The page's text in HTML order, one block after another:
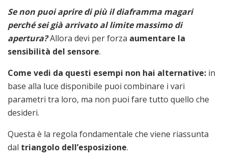
Se non puoi aprire di più il diaframma magari
perché sei già arrivato al limite massimo di
apertura?Allora devi per forza aumentare la
sensibilità del sensore.
Come vedi da questi esempi non hai alternative: in
base alla luce disponibile puoi combinare i vari
parametri tra loro, ma non puoi fare tutto quello che
desideri.
Questa è la regola fondamentale che viene riassunta
dal triangolo dell’esposizione.